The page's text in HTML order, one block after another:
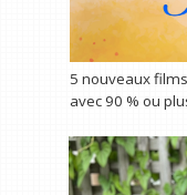
5 nouveaux
avec 90 % ou